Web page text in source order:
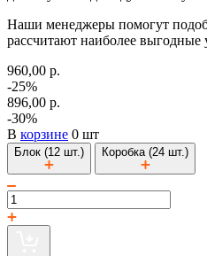
Наши менеджеры помогут
рассчитают наиболее выгодные
960,00 р.
-25%
896,00 р.
-30%
В корзине 0 шт
Блок (12 шт.) Коробка (24 шт.)